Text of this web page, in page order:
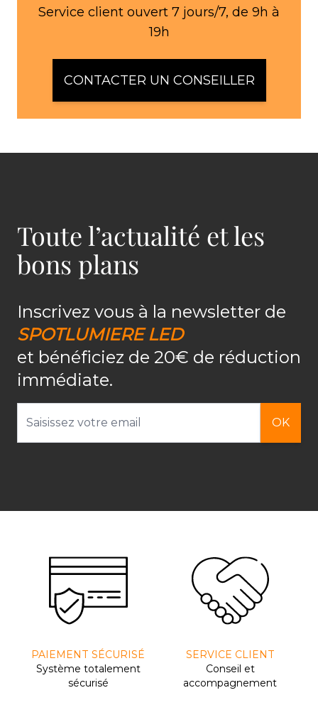
Service client ouvert 7 jours/7, de 9h à
19h
CONTACTER UN CONSEILLER
Toute l’actualité et les
bons plans
Inscrivez vous à la newsletter de
SPOTLUMIERE LED
et bénéficiez de 20€ de réduction
immédiate.
OK
PAIEMENT SÉCURISÉ
Système totalement
sécurisé
SERVICE CLIENT
Conseil et
accompagnement